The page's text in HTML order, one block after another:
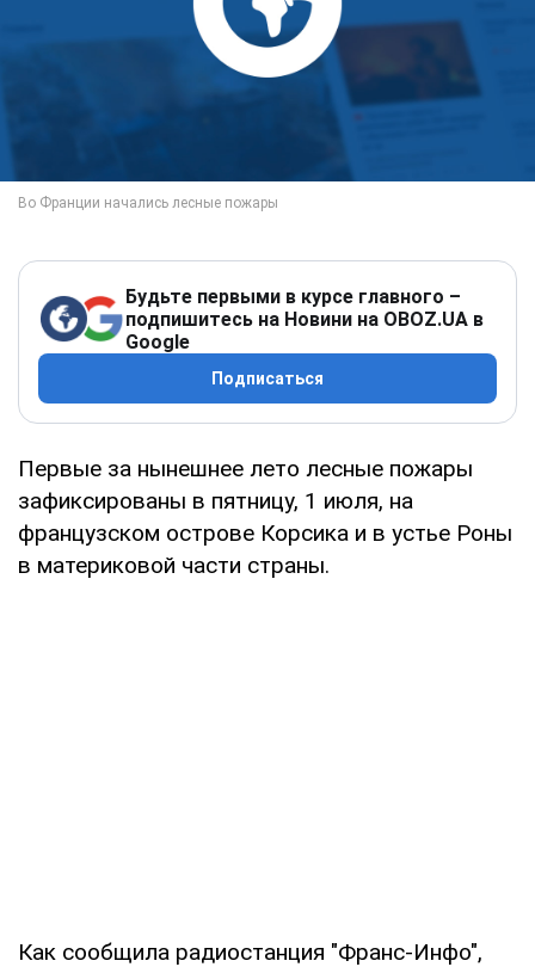
Будьте первыми в курсе главного –
подпишитесь на Новини на OBOZ.UA в
Google
Подписаться
Первые за нынешнее лето лесные пожары
зафиксированы в пятницу, 1 июля, на
французском острове Корсика и в устье Роны
в материковой части страны.
Как сообщила радиостанция "Франс-Инфо",